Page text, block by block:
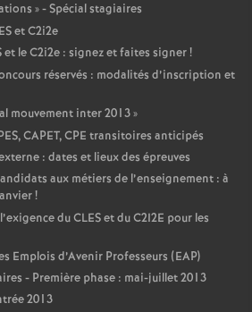
» - Spécial stagiaires
et C2i2e
le C2i2e : signez et faites signer!
réservés : modalités d’inscription et
mouvement inter 2013»
CAPET, CPE transitoires anticipés
: dates et lieux des épreuves
aux métiers de l’enseignement : à
!
du CLES et du C2I2E pour les
Emplois d’Avenir Professeurs (EAP)
- Première phase : mai-juillet 2013
2013